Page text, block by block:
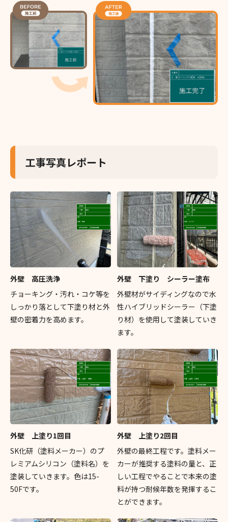
工事写真レポート
外壁 高圧洗浄
チョーキング・汚れ・コケ等を
しっかり落として下塗り材と外
壁の密着力を高めます。
外壁 下塗り シーラー塗布
外壁材がサイディングなので水
性ハイブリッドシーラー（下塗
り材）を使用して塗装していき
ます。
外壁 上塗り1回目
SK化研（塗料メーカー）のプ
レミアムシリコン（塗料名）を
塗装していきます。色は15-
50Fです。
外壁 上塗り2回目
外壁の最終工程です。塗料メー
カーが推奨する塗料の量と、正
しい工程でやることで本来の塗
料が持つ耐候年数を発揮するこ
とができます。